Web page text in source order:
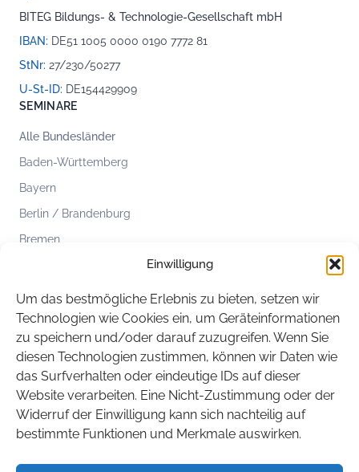
Einwilligung
Um das bestmögliche Erlebnis zu bieten, setzen wir
Technologien wie Cookies ein, um Geräteinformationen
zu speichern und/oder darauf zuzugreifen. Wenn Sie
diesen Technologien zustimmen, können wir Daten wie
das Surfverhalten oder eindeutige IDs auf dieser
Website verarbeiten. Eine Nicht-Zustimmung oder der
Widerruf der Einwilligung kann sich nachteilig auf
bestimmte Funktionen und Merkmale auswirken.
BITEG Bildungs- & Technologie-Gesellschaft mbH
IBAN: DE51 1005 0000 0190 7772 81
StNr: 27/230/50277
U-St-ID: DE154429909
SEMINARE
Alle Bundesländer
Baden-Württemberg
Bayern
Berlin / Brandenburg
Bremen
Mecklenburg-Vorpommern
Niedersachsen
Nordrhein-Westfalen
Rheinland-Pfalz
Saarland